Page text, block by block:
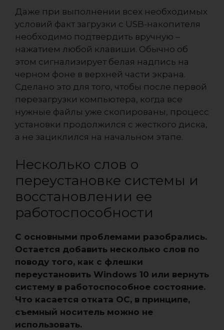
Даже при выполнении всех необходимых
условий факт загрузки с USB-накопителя
необходимо подтвердить вручную –
нажатием любой клавиши. Обычно об
этом сигнализирует белая надпись на
черном фоне в верхней части экрана.
Сделано это для того, чтобы после первой
перезагрузки компьютера, когда все
нужные файлы уже скопированы, процесс
установки продолжился с жесткого диска,
а не зациклился на начальном этапе.
Несколько слов о
переустановке системы и
восстановлении ее
работоспособности
С основными проблемами разобрались.
Остается добавить несколько слов по
поводу того, как с флешки
переустановить Windows 10 или вернуть
систему в работоспособное состояние.
Что касается отката ОС, в принципе,
съемный носитель можно не
использовать.